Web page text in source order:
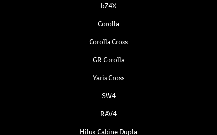
bZ4X
Corolla
Corolla Cross
GR Corolla
Yaris Cross
SW4
RAV4
Hilux Cabine Dupla